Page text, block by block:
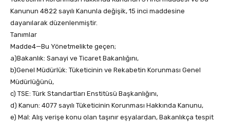
Kanunun 4822 sayılı Kanunla değişik, 15 inci maddesine
dayanılarak düzenlenmiştir.
Tanımlar
Madde4—Bu Yönetmelikte geçen;
a)Bakanlık: Sanayi ve Ticaret Bakanlığını,
b)Genel Müdürlük: Tüketicinin ve Rekabetin Korunması Genel
Müdürlüğünü,
c) TSE: Türk Standartları Enstitüsü Başkanlığını,
d) Kanun: 4077 sayılı Tüketicinin Korunması Hakkında Kanunu,
e) Mal: Alış verişe konu olan taşınır eşyalardan, Bakanlıkça tespit